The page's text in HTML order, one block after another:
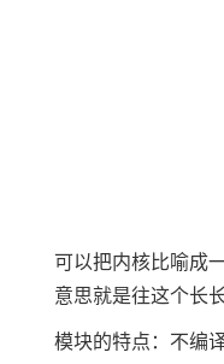
可以把内核比喻成
意思就是往这个长
模块的特点：不编